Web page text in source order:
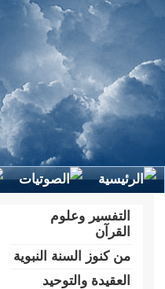
التفسير وعلوم
القرآن
من كنوز السنة النبوية
العقيدة والتوحيد